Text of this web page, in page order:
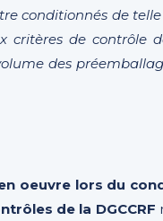
conditionnés de
critères de contrôle
des
oeuvre lors du
de la DGCCRF